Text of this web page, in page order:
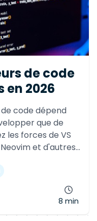
de code
en 2026
de code dépend
que de
les forces de VS
et d'autres
8 min